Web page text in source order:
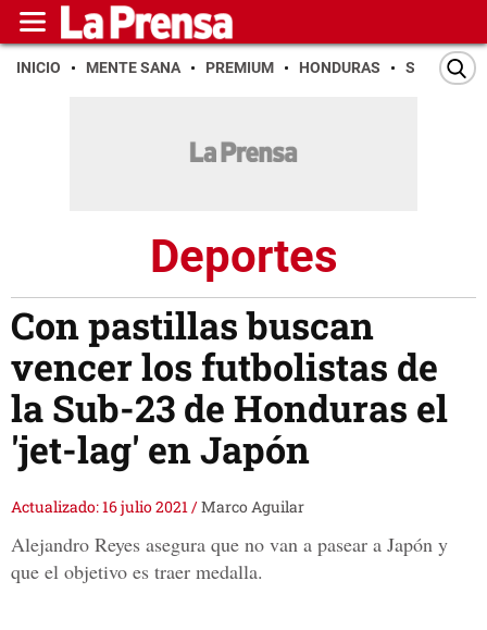
INICIO MENTE SANA PREMIUM HONDURAS SAN PEDRO
Deportes
Con pastillas buscan
vencer los futbolistas de
la Sub-23 de Honduras el
'jet-lag' en Japón
Actualizado: 16 julio 2021/Marco Aguilar
Alejandro Reyes asegura que no van a pasear a Japón y
que el objetivo es traer medalla.